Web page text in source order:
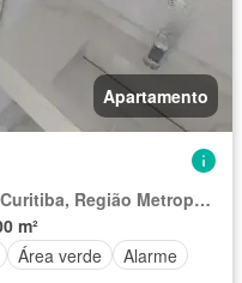
Apartamento
Região Geográfica Imediata de Curitiba, Região Metropolitana de Curitiba
m²
Área verde Alarme